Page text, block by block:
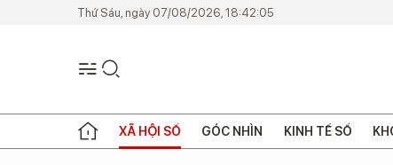
Thứ Sáu, ngày 07/08/2026, 18:42:05
XÃ HỘI SỐ GÓC NHÌN KINH TẾ SỐ